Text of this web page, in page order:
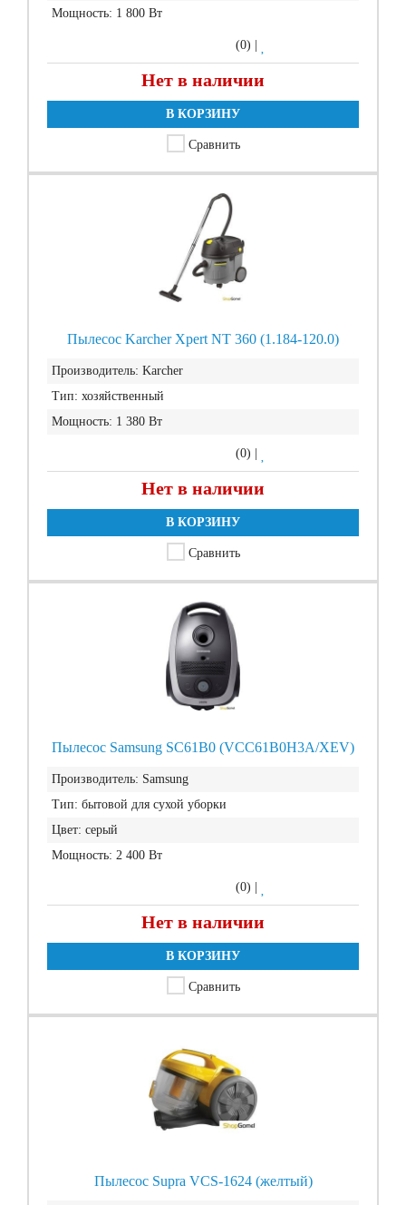
Мощность: 1 800 Вт
(0)
Нет в наличии
В КОРЗИНУ
Сравнить
Пылесос Karcher Xpert NT 360 (1.184-120.0)
Производитель: Karcher
Тип: хозяйственный
Мощность: 1 380 Вт
(0)
Нет в наличии
В КОРЗИНУ
Сравнить
Пылесос Samsung SC61B0 (VCC61B0H3A/XEV)
Производитель: Samsung
Тип: бытовой для сухой уборки
Цвет: серый
Мощность: 2 400 Вт
(0)
Нет в наличии
В КОРЗИНУ
Сравнить
Пылесос Supra VCS-1624 (желтый)